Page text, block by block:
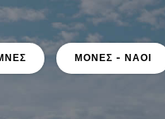
ΜΟΝΕΣ - ΝΑΟΙ